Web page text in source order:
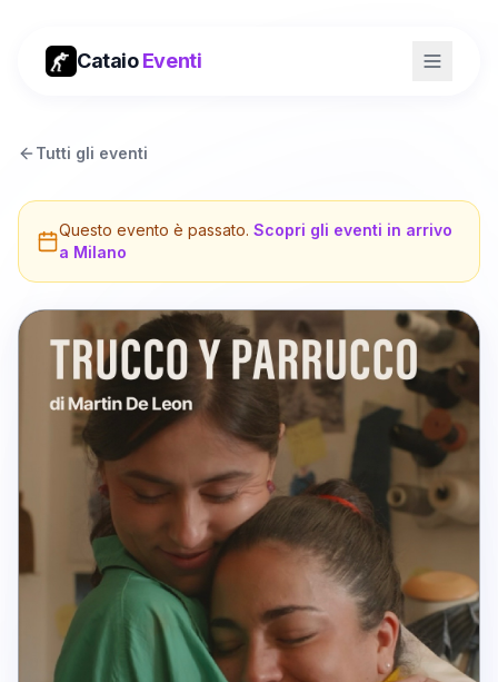
CataioEventi
Tutti gli eventi
Questo evento è passato. Scopri gli eventi in arrivo
a Milano